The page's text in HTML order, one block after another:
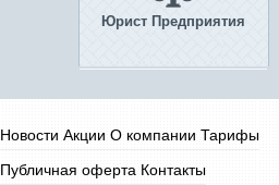
Юрист Предприятия
Новости Акции О компании Тарифы
Публичная оферта Контакты